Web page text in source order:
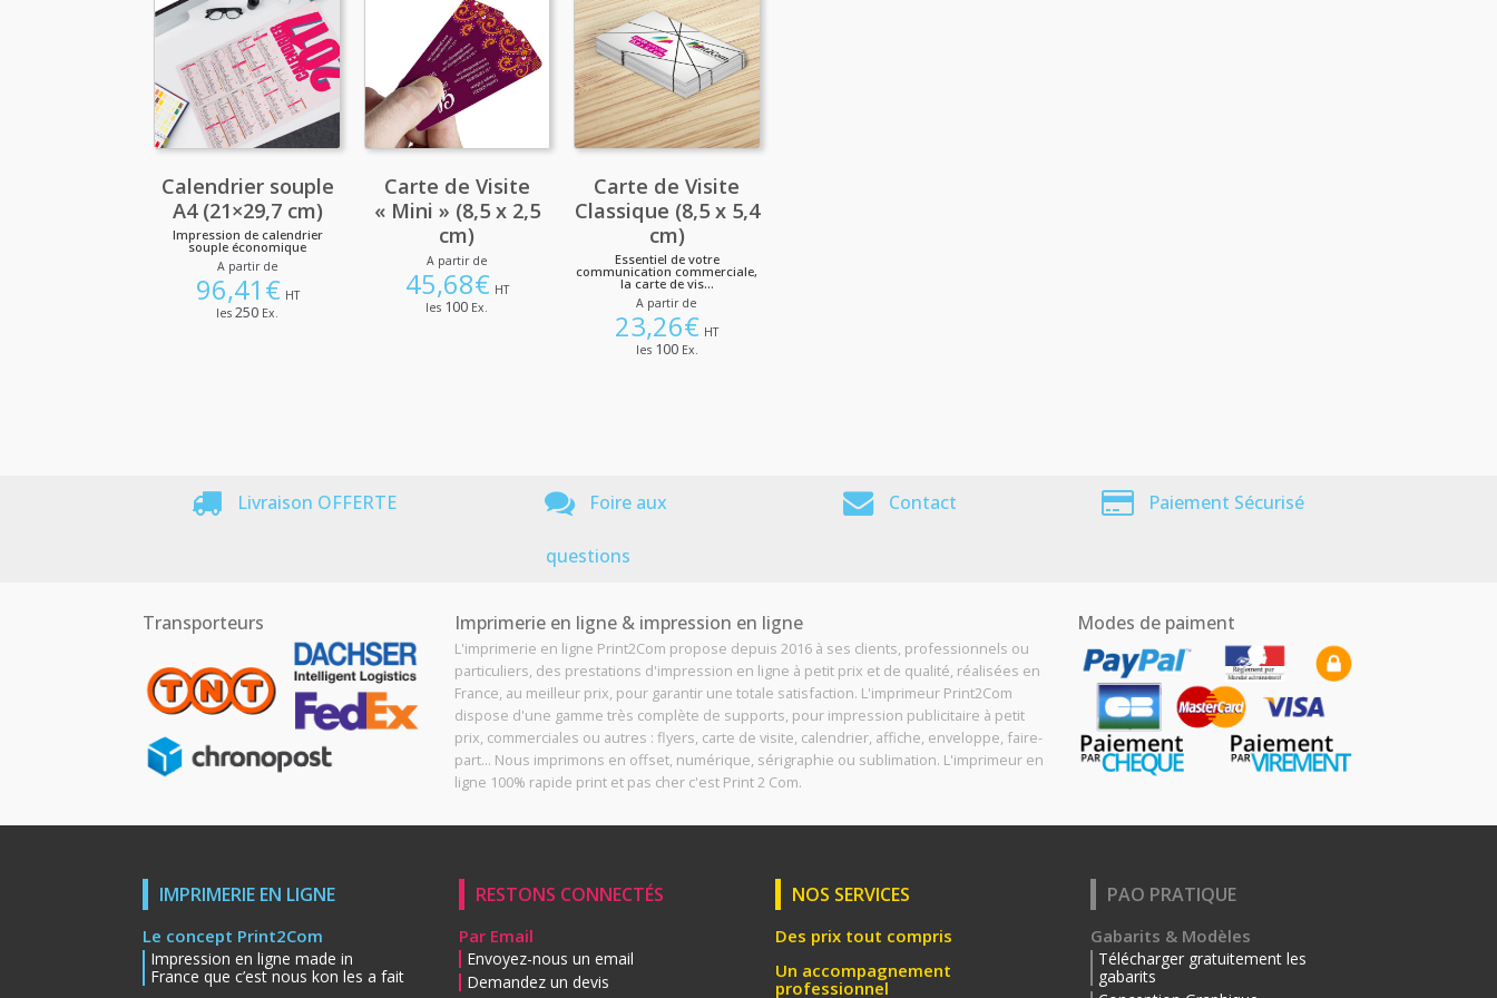
Calendrier souple
A4 (21×29,7 cm)
Impression de calendrier
souple économique
A partir de
96,41 € HT
les250 Ex.
Carte de Visite
« Mini » (8,5 x 2,5
cm)
A partir de
45,68€ HT
les 100 Ex.
Carte de Visite
Classique (8,5 x 5,4
cm)
Essentiel de votre
communication commerciale,
la carte de vis...
A partir de
23,26€ HT
les 100Ex.
Livraison OFFERTE Foire aux
questions
Contact Paiement Sécurisé
Transporteurs Imprimerie en ligne & impression en ligne
L'imprimerie en ligne Print2Com propose depuis 2016 à ses clients, professionnels ou
particuliers, des prestations d'impression en ligne à petit prix et de qualité, réalisées en
France, au meilleur prix, pour garantir une totale satisfaction. L'imprimeur Print2Com
dispose d'une gamme très complète de supports, pour impression publicitaire à petit
prix, commerciales ou autres : flyers, carte de visite, calendrier, affiche, enveloppe, faire-
part... Nous imprimons en offset, numérique, sérigraphie ou sublimation. L'imprimeur en
ligne 100% rapide print et pas cher c'est Print 2 Com.
Modes de paiment
IMPRIMERIE EN LIGNE
Le concept Print2Com
Impression en ligne made in
France que c’est nous kon les a fait
RESTONS CONNECTÉS
Par Email
Envoyez-nous un email
Demandez un devis
NOS SERVICES
Des prix tout compris
Un accompagnement
professionnel
PAO PRATIQUE
Gabarits & Modèles
Télécharger gratuitement les
gabarits